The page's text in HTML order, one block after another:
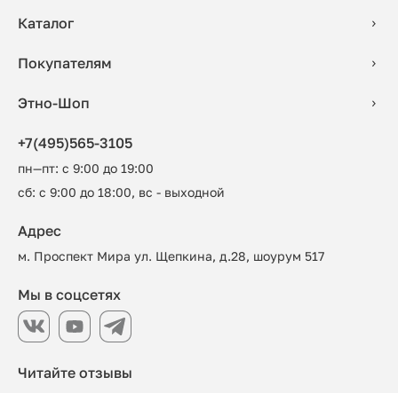
Каталог
Покупателям
Этно-Шоп
+7(495)565-3105
пн—пт: с 9:00 до 19:00
сб: с 9:00 до 18:00, вс - выходной
Читайте отзывы
Адрес
м. Проспект Мира ул. Щепкина, д.28, шоурум 517
Мы в соцсетях